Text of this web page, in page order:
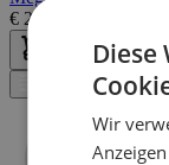
€ 225,00
Diese
Wir